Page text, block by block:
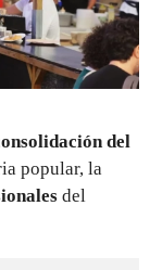
del
popular, la
del